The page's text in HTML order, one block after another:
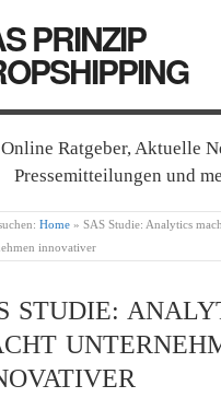
PRINZIP
Online Ratgeber, Aktuelle
Pressemitteilungen und
Home » SAS Studie: Analytics
innovativer
STUDIE: